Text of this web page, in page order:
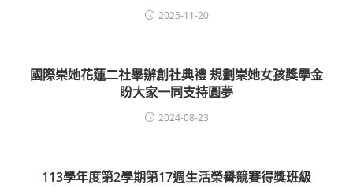
2025-11-20
國際崇她花蓮二社舉辦創社典禮 規劃崇她女孩獎學金
盼大家一同支持圓夢
2024-08-23
113學年度第2學期第17週生活榮譽競賽得獎班級